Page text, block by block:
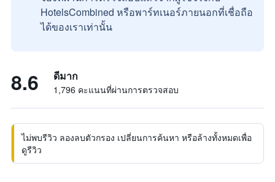
HotelsCombined หรือพาร์ทเนอร์ภายนอกที่เชื่อถือ
ได้ของเราเท่านั้น
8.6 ดีมาก
1,796 คะแนนที่ผ่านการตรวจสอบ
ไม่พบรีวิว ลองลบตัวกรอง เปลี่ยนการค้นหา หรือล้างทั้งหมดเพื่อ
ดูรีวิว